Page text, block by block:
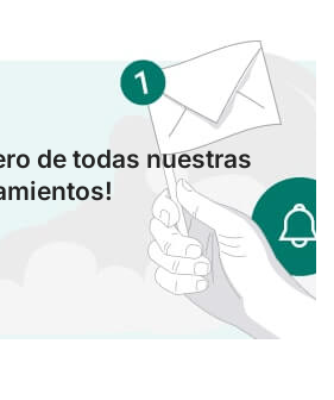
de todas nuestras